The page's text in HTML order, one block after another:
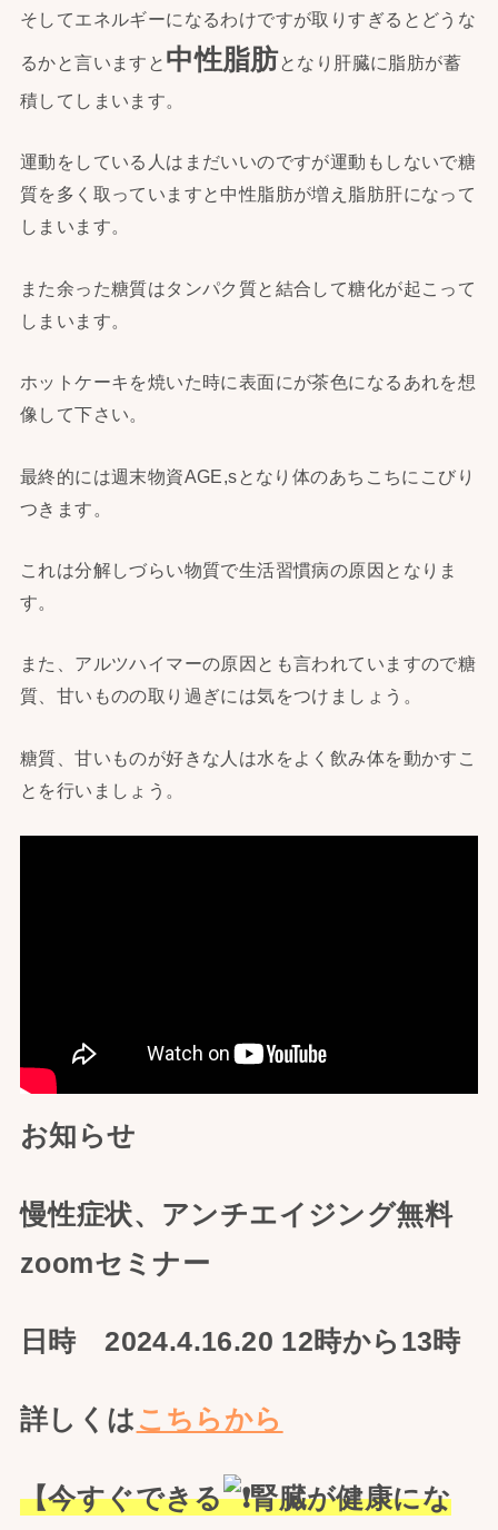
そしてエネルギーになるわけですが取りすぎるとどうな
るかと言いますと 中性脂肪となり肝臓に脂肪が蓄
積してしまいます。
運動をしている人はまだいいのですが運動もしないで糖
質を多く取っていますと中性脂肪が増え脂肪肝になって
しまいます。
また余った糖質はタンパク質と結合して糖化が起こって
しまいます。
ホットケーキを焼いた時に表面にが茶色になるあれを想
像して下さい。
最終的には週末物資AGE,sとなり体のあちこちにこびり
つきます。
これは分解しづらい物質で生活習慣病の原因となりま
す。
また、アルツハイマーの原因とも言われていますので糖
質、甘いものの取り過ぎには気をつけましょう。
糖質、甘いものが好きな人は水をよく飲み体を動かすこ
とを行いましょう。
お知らせ
慢性症状、アンチエイジング無料
zoomセミナー
日時 2024.4.16.20 12時から13時
詳しくは こちらから
【今すぐできる
腎臓が健康にな